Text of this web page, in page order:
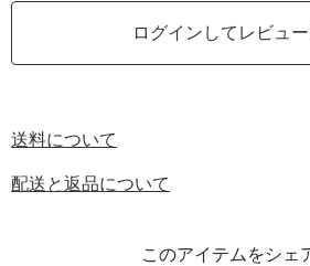
ログインしてレビュ
送料について
配送と返品について
このアイテムをシェ